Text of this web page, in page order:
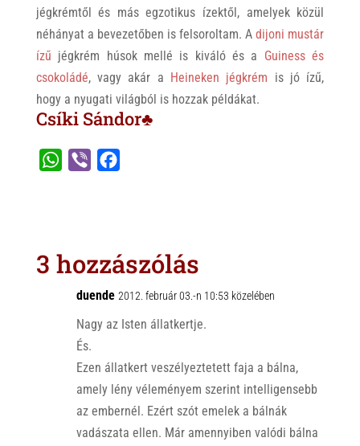
jégkrémtől és más egzotikus ízektől, amelyek közül
néhányat a bevezetőben is felsoroltam. Adijoni mustár
ízű jégkrém húsok mellé is kiváló és a Guiness és
csokoládé, vagy akár a Heineken jégkrém is jó ízű,
hogy a nyugati világból is hozzak példákat.
Csíki Sándor♣
A
o
o
k
3 hozzászólás
duende 2012. február 03.-n 10:53 közelében
Nagy az Isten állatkertje.
És.
Ezen állatkert veszélyeztetett faja a bálna,
amely lény véleményem szerint intelligensebb
az embernél. Ezért szót emelek a bálnák
vadászata ellen. Már amennyiben valódi bálna